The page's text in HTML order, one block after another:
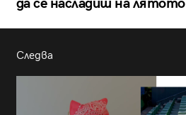
да се насладиш на лятото
Следва